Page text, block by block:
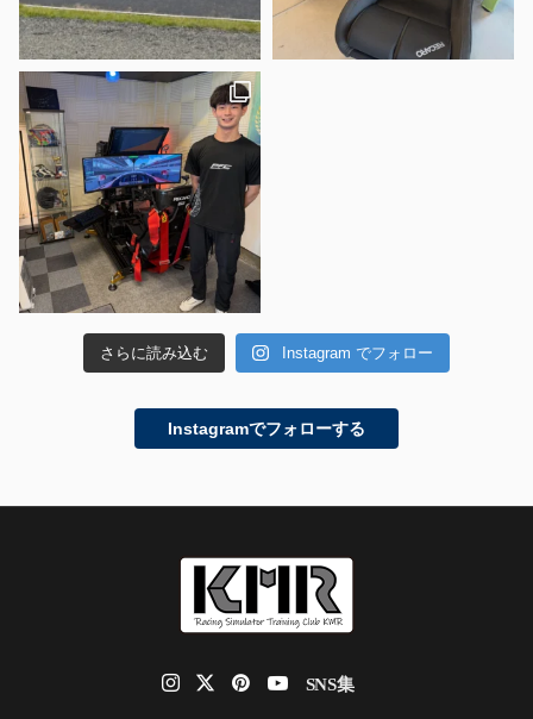
さらに読み込む Instagram でフォロー
Instagramでフォローする